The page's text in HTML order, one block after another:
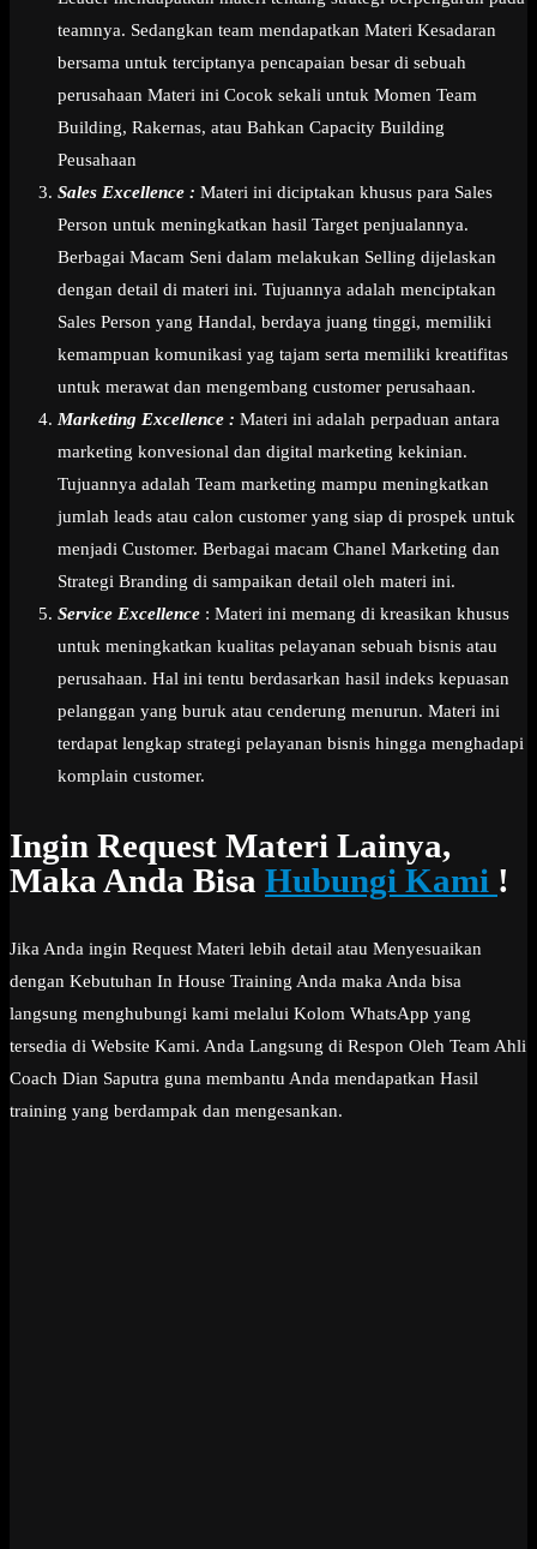
teamnya. Sedangkan team mendapatkan Materi Kesadaran
bersama untuk terciptanya pencapaian besar di sebuah
perusahaan Materi ini Cocok sekali untuk Momen Team
Building, Rakernas, atau Bahkan Capacity Building
Peusahaan
Sales Excellence : Materi ini diciptakan khusus para Sales
Person untuk meningkatkan hasil Target penjualannya.
Berbagai Macam Seni dalam melakukan Selling dijelaskan
dengan detail di materi ini. Tujuannya adalah menciptakan
Sales Person yang Handal, berdaya juang tinggi, memiliki
kemampuan komunikasi yag tajam serta memiliki kreatifitas
untuk merawat dan mengembang customer perusahaan.
Marketing Excellence : Materi ini adalah perpaduan antara
marketing konvesional dan digital marketing kekinian.
Tujuannya adalah Team marketing mampu meningkatkan
jumlah leads atau calon customer yang siap di prospek untuk
menjadi Customer. Berbagai macam Chanel Marketing dan
Strategi Branding di sampaikan detail oleh materi ini.
Service Excellence : Materi ini memang di kreasikan khusus
untuk meningkatkan kualitas pelayanan sebuah bisnis atau
perusahaan. Hal ini tentu berdasarkan hasil indeks kepuasan
pelanggan yang buruk atau cenderung menurun. Materi ini
terdapat lengkap strategi pelayanan bisnis hingga menghadapi
komplain customer.
Ingin Request Materi Lainya,
Maka Anda Bisa Hubungi Kami !
Jika Anda ingin Request Materi lebih detail atau Menyesuaikan
dengan Kebutuhan In House Training Anda maka Anda bisa
langsung menghubungi kami melalui Kolom WhatsApp yang
tersedia di Website Kami. Anda Langsung di Respon Oleh Team Ahli
Coach Dian Saputra guna membantu Anda mendapatkan Hasil
training yang berdampak dan mengesankan.